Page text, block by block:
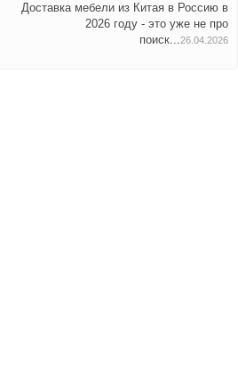
Доставка мебели из Китая в Россию в
2026 году - это уже не про
поиск...26.04.2026